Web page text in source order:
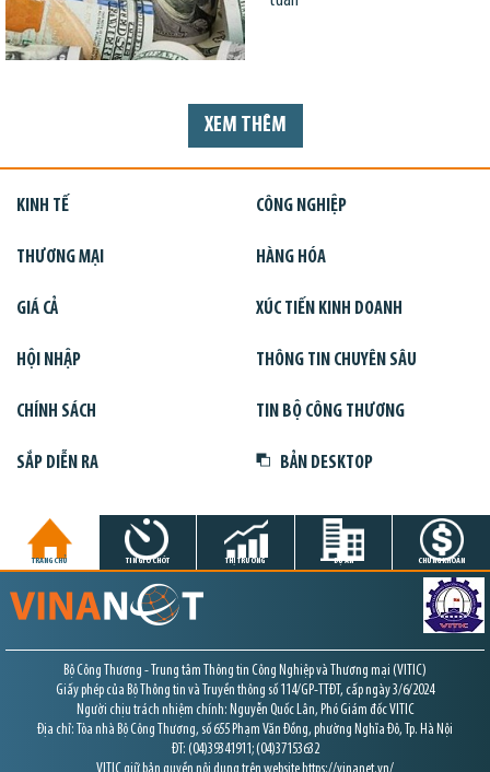
XEM THÊM
KINH TẾ CÔNG NGHIỆP
THƯƠNG MẠI HÀNG HÓA
GIÁ CẢ XÚC TIẾN KINH DOANH
HỘI NHẬP THÔNG TIN CHUYÊN SÂU
CHÍNH SÁCH TIN BỘ CÔNG THƯƠNG
SẮP DIỄN RA BẢN DESKTOP
TRANG CHỦ TIN GIỜ CHÓT THỊ TRƯỜNG DỰ ÁN CHỨNG KHOÁN
Bộ Công Thương - Trung tâm Thông tin Công Nghiệp và Thương mại (VITIC)
Giấy phép của Bộ Thông tin và Truyền thông số 114/GP-TTĐT, cấp ngày 3/6/2024
Người chịu trách nhiệm chính: Nguyễn Quốc Lân, Phó Giám đốc VITIC
Địa chỉ: Tòa nhà Bộ Công Thương, số 655 Phạm Văn Đồng, phường Nghĩa Đô, Tp. Hà Nội
ĐT: (04)39341911; (04)37153632